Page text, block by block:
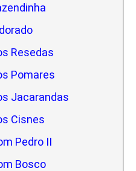
Resedas
Pomares
Jacarandas
Cisnes
Pedro II
Bosco